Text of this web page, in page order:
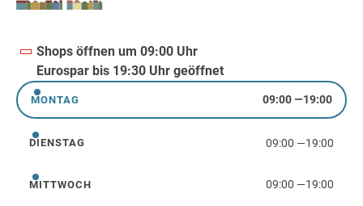
Shops öffnen um 09:00 Uhr
Eurospar bis 19:30 Uhr geöffnet
Montag
MONTAG 09:00—19:00
Dienstag
DIENSTAG 09:00 —19:00
Mittwoch
MITTWOCH 09:00 —19:00